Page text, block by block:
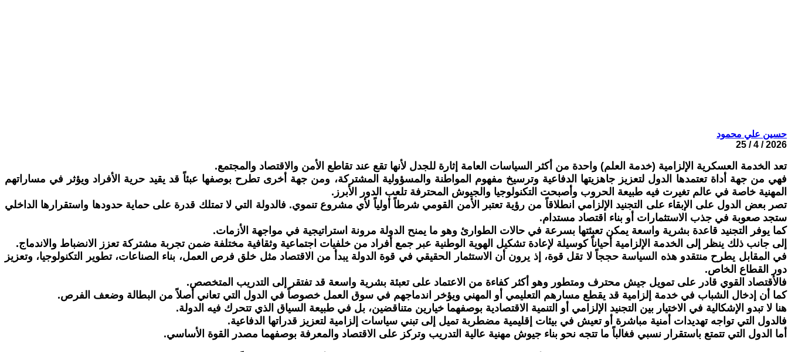
حسين علي محمود
2026 / 4 / 25
تعد الخدمة العسكرية الإلزامية (خدمة العلم) واحدة من أكثر السياسات العامة إثارة للجدل لأنها تقع عند تقاطع الأمن والاقتصاد والمجتمع.
فهي من جهة أداة تعتمدها الدول لتعزيز جاهزيتها الدفاعية وترسيخ مفهوم المواطنة والمسؤولية المشتركة، ومن جهة أخرى تطرح بوصفها عبئاً قد يقيد حرية الأفراد ويؤثر في مساراتهم
المهنية خاصة في عالم تغيرت فيه طبيعة الحروب وأصبحت التكنولوجيا والجيوش المحترفة تلعب الدور الأبرز.
تصر بعض الدول على الإبقاء على التجنيد الإلزامي انطلاقاً من رؤية تعتبر الأمن القومي شرطاً أولياً لأي مشروع تنموي. فالدولة التي لا تمتلك قدرة على حماية حدودها واستقرارها الداخلي
ستجد صعوبة في جذب الاستثمارات أو بناء اقتصاد مستدام.
كما يوفر التجنيد قاعدة بشرية واسعة يمكن تعبئتها بسرعة في حالات الطوارئ وهو ما يمنح الدولة مرونة استراتيجية في مواجهة الأزمات.
إلى جانب ذلك ينظر إلى الخدمة الإلزامية أحياناً كوسيلة لإعادة تشكيل الهوية الوطنية عبر جمع أفراد من خلفيات اجتماعية وثقافية مختلفة ضمن تجربة مشتركة تعزز الانضباط والاندماج.
في المقابل يطرح منتقدو هذه السياسة حججاً لا تقل قوة، إذ يرون أن الاستثمار الحقيقي في قوة الدولة يبدأ من الاقتصاد مثل خلق فرص العمل، بناء الصناعات، تطوير التكنولوجيا، وتعزيز
دور القطاع الخاص.
فالأقتصاد القوي قادر على تمويل جيش محترف ومتطور وهو أكثر كفاءة من الاعتماد على تعبئة بشرية واسعة قد تفتقر إلى التدريب المتخصص.
كما أن إدخال الشباب في خدمة إلزامية قد يقطع مسارهم التعليمي أو المهني ويؤخر اندماجهم في سوق العمل خصوصاً في الدول التي تعاني أصلاً من البطالة وضعف الفرص.
هنا لا تبدو الإشكالية في الاختيار بين التجنيد الإلزامي أو التنمية الاقتصادية بوصفهما خيارين متناقضين، بل في طبيعة السياق الذي تتحرك فيه الدولة.
فالدول التي تواجه تهديدات أمنية مباشرة أو تعيش في بيئات إقليمية مضطربة تميل إلى تبني سياسات إلزامية لتعزيز قدراتها الدفاعية.
أما الدول التي تتمتع باستقرار نسبي فغالباً ما تتجه نحو بناء جيوش مهنية عالية التدريب وتركز على الاقتصاد والمعرفة بوصفهما مصدر القوة الأساسي.